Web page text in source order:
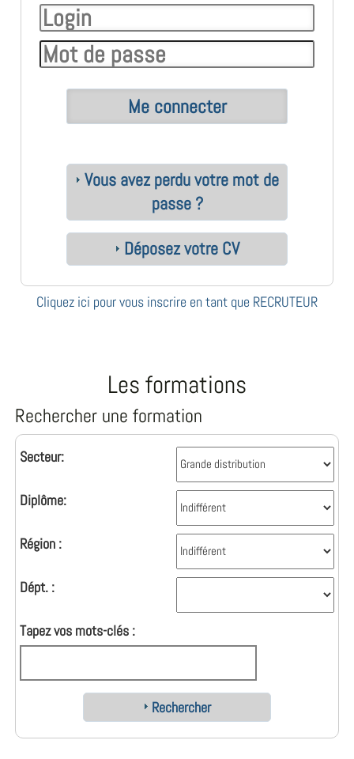
Vous avez perdu votre mot de
passe ?
Déposez votre CV
Cliquez ici pour vous inscrire en tant que RECRUTEUR
Les formations
Rechercher une formation
Secteur:
Diplôme:
Région :
Dépt. :
Tapez vos mots-clés :
Rechercher